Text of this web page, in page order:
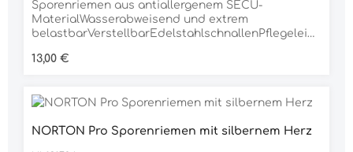
Sporenriemen aus antiallergenem SECU-
MaterialWasserabweisend und extrem
belastbarVerstellbarEdelstahlschnallenPflegeleich
cmBreite: ca. 1,2 cm
Regulärer Preis:
13,00 €
NORTON Pro Sporenriemen mit silbernem Herz